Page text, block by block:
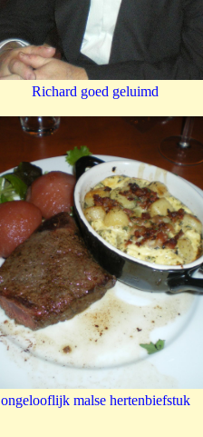
Richard goed geluimd
ongelooflijk malse hertenbiefstuk